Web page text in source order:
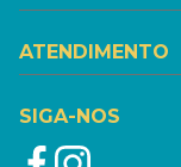
ATENDIMENTO
SIGA-NOS